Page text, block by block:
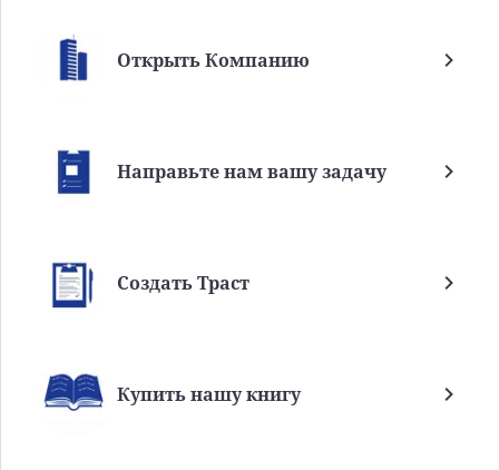
Открыть Компанию
Направьте нам вашу задачу
Создать Траст
Купить нашу книгу